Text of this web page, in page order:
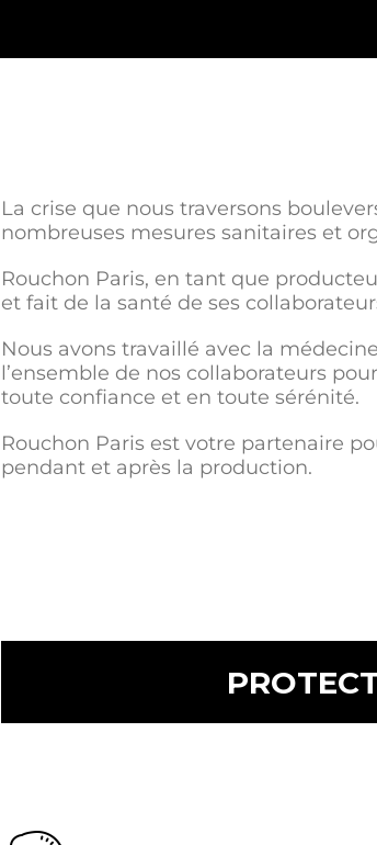
La crise que nous traversons
nombreuses mesures sanitaires et
Rouchon Paris, en tant que
et fait de la santé de ses
Nous avons travaillé avec la
l’ensemble de nos collaborateurs
toute confiance et en toute sérénité.
Rouchon Paris est votre partenaire
pendant et après la production.